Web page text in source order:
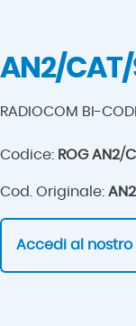
AN2/CAT/
RADIOCOM BI-
Codice: ROG AN2/
Cod. Originale:
Accedi al nostro